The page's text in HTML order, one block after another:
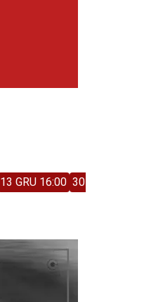
13 GRU 16:00 30 STY 13:30